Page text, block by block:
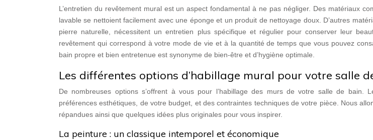
L’entretien du revêtement mural est un aspect fondamental à ne pas négliger. Des matériaux
lavable se nettoient facilement avec une éponge et un produit de nettoyage doux. D’autres
pierre naturelle, nécessitent un entretien plus spécifique et régulier pour conserver leur
revêtement qui correspond à votre mode de vie et à la quantité de temps que vous pouvez
bain propre et bien entretenue est synonyme de bien-être et d’hygiène optimale.
Les différentes options d’habillage mural pour votre salle
De nombreuses options s’offrent à vous pour l’habillage des murs de votre salle de bain.
préférences esthétiques, de votre budget, et des contraintes techniques de votre pièce. Nous
répandues ainsi que quelques idées plus originales pour vous inspirer.
La peinture : un classique intemporel et économique